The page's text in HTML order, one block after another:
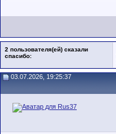
2 пользователя(ей) сказали
cпасибо:
03.07.2026, 19:25:37